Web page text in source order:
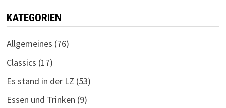
KATEGORIEN
Allgemeines (76)
Classics (17)
Es stand in der LZ (53)
Essen und Trinken (9)